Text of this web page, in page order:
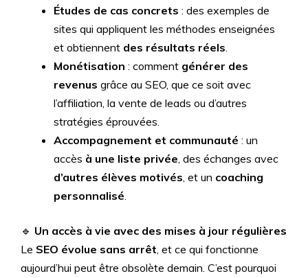
Études de cas concrets : des exemples de
sites qui appliquent les méthodes enseignées
et obtiennent des résultats réels.
Monétisation : comment générer des
revenus grâce au SEO, que ce soit avec
l’affiliation, la vente de leads ou d’autres
stratégies éprouvées.
Accompagnement et communauté : un
accès à une liste privée, des échanges avec
d’autres élèves motivés, et un coaching
personnalisé.
🔹 Un accès à vie avec des mises à jour régulières
Le SEO évolue sans arrêt, et ce qui fonctionne
aujourd’hui peut être obsolète demain. C’est pourquoi